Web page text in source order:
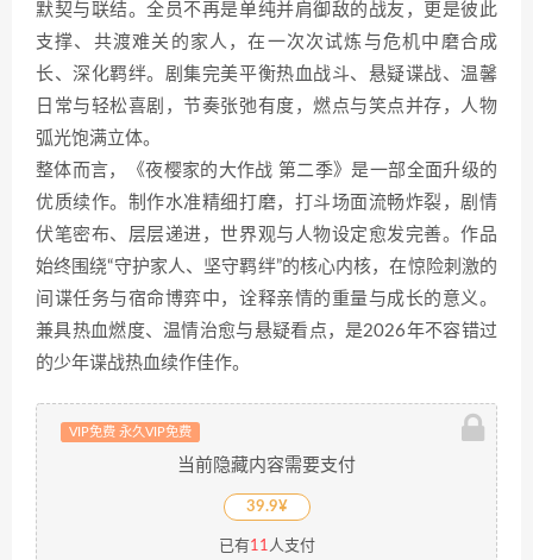
默契与联结。全员不再是单纯并肩御敌的战友，更是彼此
支撑、共渡难关的家人，在一次次试炼与危机中磨合成
长、深化羁绊。剧集完美平衡热血战斗、悬疑谍战、温馨
日常与轻松喜剧，节奏张弛有度，燃点与笑点并存，人物
弧光饱满立体。
整体而言，《夜樱家的大作战 第二季》是一部全面升级的
优质续作。制作水准精细打磨，打斗场面流畅炸裂，剧情
伏笔密布、层层递进，世界观与人物设定愈发完善。作品
始终围绕“守护家人、坚守羁绊”的核心内核，在惊险刺激的
间谍任务与宿命博弈中，诠释亲情的重量与成长的意义。
兼具热血燃度、温情治愈与悬疑看点，是2026年不容错过
的少年谍战热血续作佳作。
VIP免费 永久VIP免费
当前隐藏内容需要支付
39.9¥
已有 11人支付